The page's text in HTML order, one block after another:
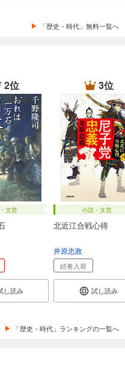
「歴史・時代」無料一覧へ
2位
文芸
し読み
3位
小説・文芸
北近江合戦心得
井原忠政
続巻入荷
試し読み
「歴史・時代」ランキングの一覧へ